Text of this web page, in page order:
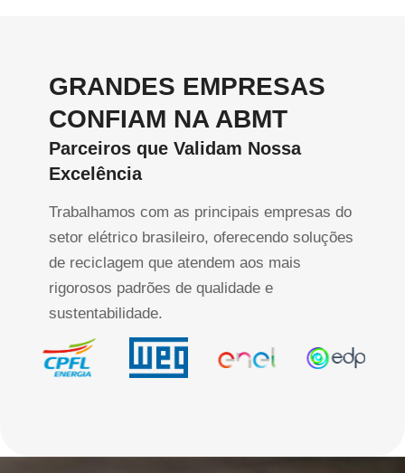
GRANDES EMPRESAS
CONFIAM NA ABMT
Parceiros que Validam Nossa
Excelência
Trabalhamos com as principais empresas do
setor elétrico brasileiro, oferecendo soluções
de reciclagem que atendem aos mais
rigorosos padrões de qualidade e
sustentabilidade.